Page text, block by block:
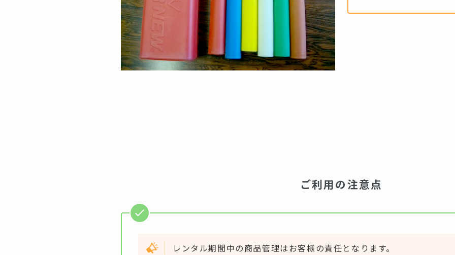
ご利用の注意点
レンタル期間中の商品管理はお客様の責任となります。